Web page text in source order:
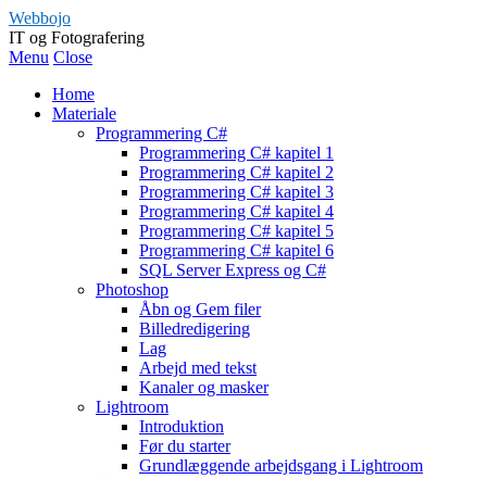
Webbojo
IT og Fotografering
Menu Close
Home
Materiale
Programmering C#
Programmering C# kapitel 1
Programmering C# kapitel 2
Programmering C# kapitel 3
Programmering C# kapitel 4
Programmering C# kapitel 5
Programmering C# kapitel 6
SQL Server Express og C#
Photoshop
Åbn og Gem filer
Billedredigering
Lag
Arbejd med tekst
Kanaler og masker
Lightroom
Introduktion
Før du starter
Grundlæggende arbejdsgang i Lightroom